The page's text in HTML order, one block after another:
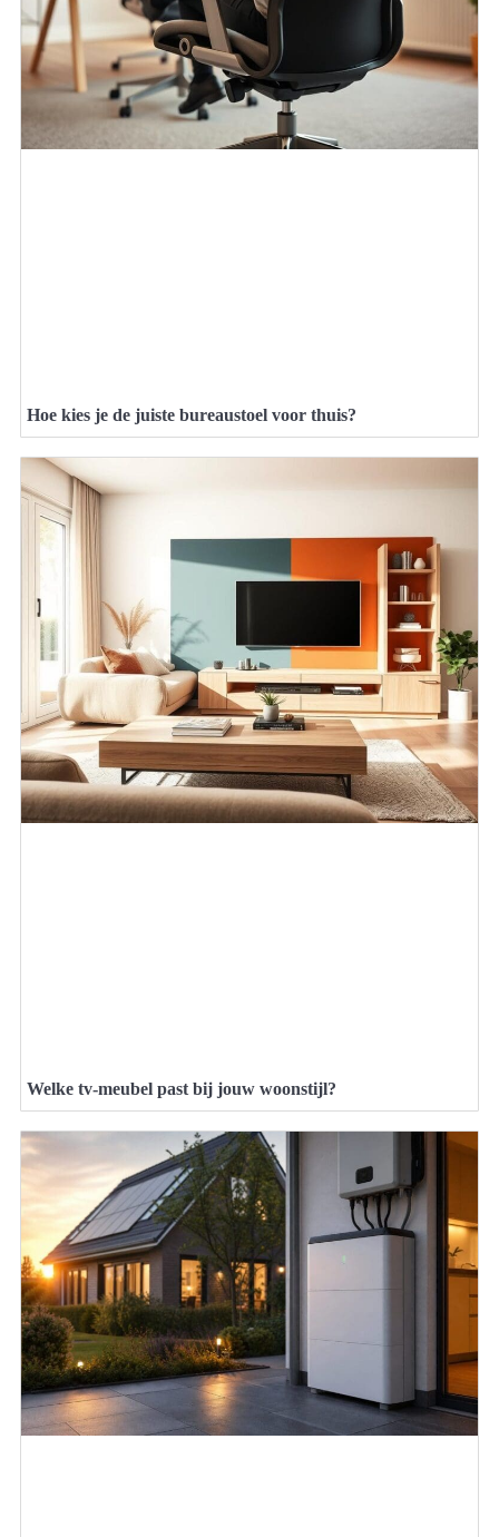
Hoe kies je de juiste bureaustoel voor thuis?
Welke tv-meubel past bij jouw woonstijl?